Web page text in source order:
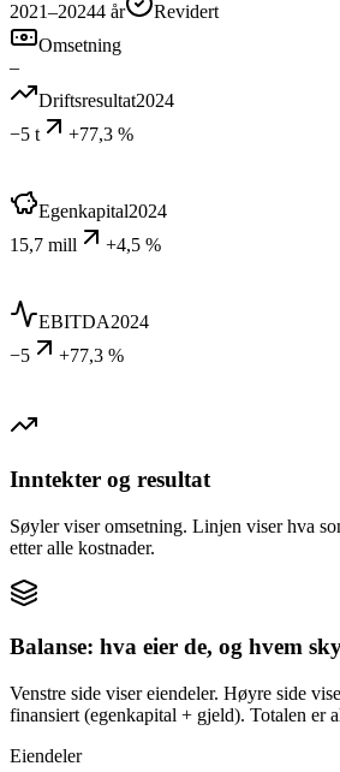
2021–20244 år
Revidert
Omsetning
–
Driftsresultat2024
−5 t
+77,3 %
Egenkapital2024
15,7 mill
+4,5 %
EBITDA2024
−5
+77,3 %
Inntekter og resultat
Søyler viser omsetning. Linjen viser hva
etter alle kostnader.
Balanse: hva eier de, og hvem
Venstre side viser eiendeler. Høyre side
finansiert (egenkapital + gjeld). Totalen er
Eiendeler